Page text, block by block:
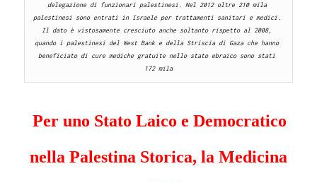
delegazione di funzionari palestinesi.
Nel 2012 oltre 210 mila
palestinesi sono entrati in Israele per trattamenti sanitari e medici.
Il dato è vistosamente cresciuto anche soltanto rispetto al 2008,
quando i palestinesi del West Bank e della Striscia di Gaza che hanno
beneficiato di cure mediche gratuite nello stato ebraico sono stati
172 mila
Per uno Stato Laico e Democratico
nella Palestina Storica, la Medicina